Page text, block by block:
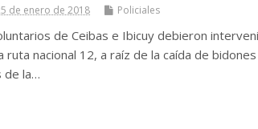
de enero de 2018 Policiales
de Ceibas e Ibicuy debieron
ruta nacional 12, a raíz de la caída de
de la…